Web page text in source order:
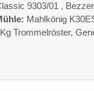
9303/01 ,
Mahlkönig
Trommelröster,